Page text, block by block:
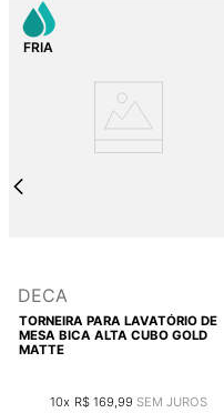
DECA
TORNEIRA PARA LAVATÓRIO DE
MESA BICA ALTA CUBO GOLD
MATTE
10 R$ 169 99